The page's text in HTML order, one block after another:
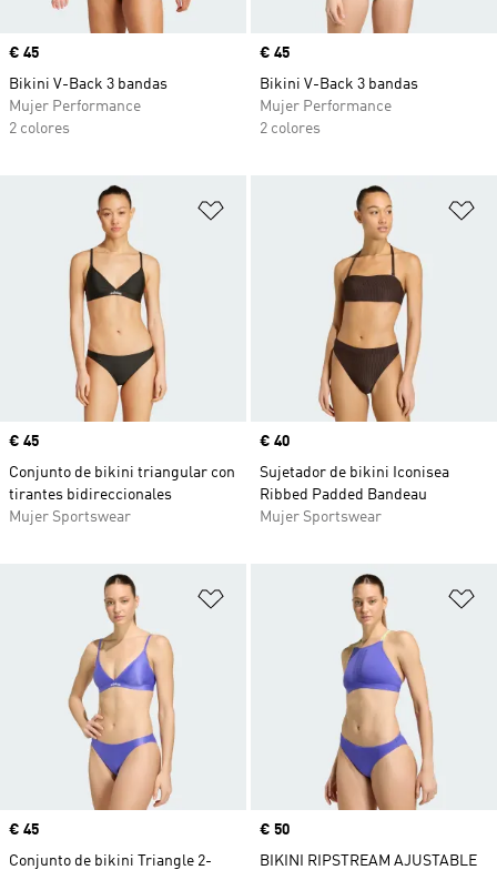
Precio
€ 45
Bikini V-Back 3 bandas
Mujer Performance
2 colores
Precio
€ 45
Bikini V-Back 3 bandas
Mujer Performance
2 colores
Añadir a la lista de deseos
Precio
€ 45
Conjunto de bikini triangular con
tirantes bidireccionales
Mujer Sportswear
Precio
€ 40
Sujetador de bikini Iconisea
Ribbed Padded Bandeau
Mujer Sportswear
Añadir a la lista de deseos
Precio
€ 45
Conjunto de bikini Triangle 2-
Precio
€ 50
BIKINI RIPSTREAM AJUSTABLE